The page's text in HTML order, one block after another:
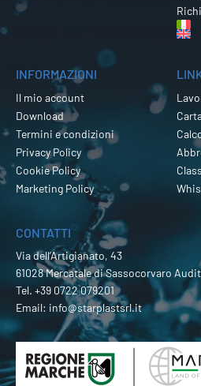
INFORMAZIONI
Il mio account
Download
Termini e condizioni
Privacy Policy
Cookie Policy
Marketing Policy
CONTATTI
Via dell’Artigianato, 43
61028 Mercatale di Sassocorvaro
Tel. +39 0722 079201
Email: info@starplastsrl.it